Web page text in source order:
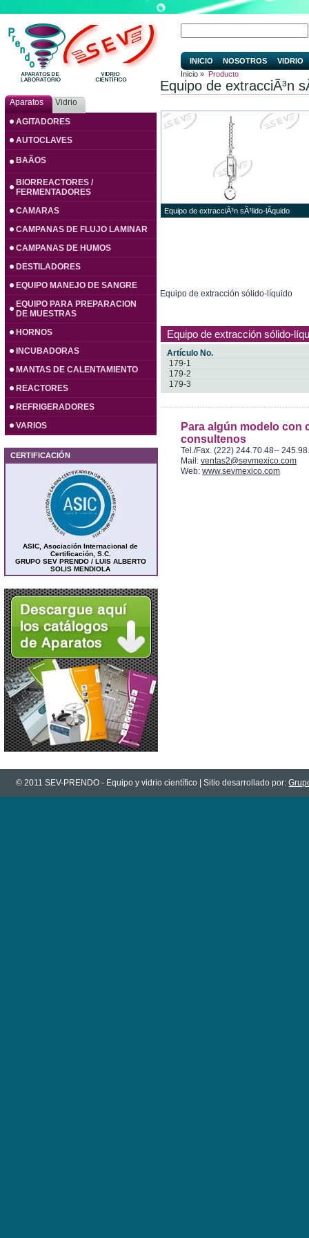
Aparatos
Vidrio
AGITADORES
AUTOCLAVES
BAÃOS
BIORREACTORES /
FERMENTADORES
CAMARAS
CAMPANAS DE FLUJO LAMINAR
CAMPANAS DE HUMOS
DESTILADORES
EQUIPO MANEJO DE SANGRE
EQUIPO PARA PREPARACION
DE MUESTRAS
HORNOS
INCUBADORAS
MANTAS DE CALENTAMIENTO
REACTORES
REFRIGERADORES
VARIOS
CERTIFICACIÓN
ASIC, Asociación Internacional de
Certificación, S.C.
GRUPO SEV PRENDO / LUIS ALBERTO
SOLIS MENDIOLA
INICIO NOSOTROS
VIDRIO
Inicio » Producto
Equipo de extracciÃ³n
Equipo de extracciÃ³n sÃ³lido-lÃ­quido
Equipo de extracción sólido-líquido
Equipo de extracción sólido-
Artículo No.
179-1
179-2
179-3
Para algún modelo con
consultenos
Tel./Fax. (222) 244.70.48--
Mail: ventas2@sevmexico.com
Web: www.sevmexico.com
© 2011 SEV-PRENDO - Equipo y vidrio científico | Sitio desarrollado por: